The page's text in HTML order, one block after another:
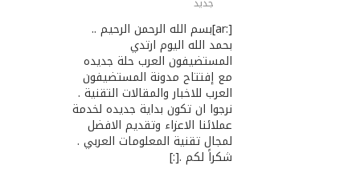
[:ar]بسم الله الرحمن الرحيم ..
بحمد الله اليوم ارتدي
المستضيفون العرب حلة جديده
مع إفتتاح مدونة المستضيفون
العرب للاخبار والمقالات التقنية .
نرجوا ان تكون بداية جديده لخدمة
عملائنا الاعزاء وتقديم الافضل
لمجال تقنية المعلومات العربي .
شكراً لكم .[:]